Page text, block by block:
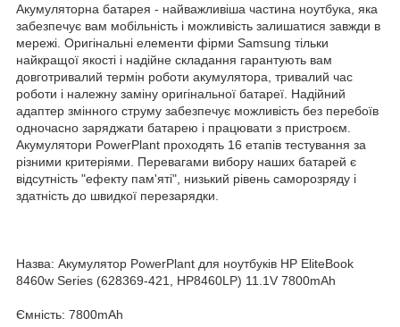
Акумуляторна батарея - найважливіша частина ноутбука, яка
забезпечує вам мобільність і можливість залишатися завжди в
мережі. Оригінальні елементи фірми Samsung тільки
найкращої якості і надійне складання гарантують вам
довготривалий термін роботи акумулятора, тривалий час
роботи і належну заміну оригінальної батареї. Надійний
адаптер змінного струму забезпечує можливість без перебоїв
одночасно заряджати батарею і працювати з пристроєм.
Акумулятори PowerPlant проходять 16 етапів тестування за
різними критеріями. Перевагами вибору наших батарей є
відсутність "ефекту пам'яті", низький рівень саморозряду і
здатність до швидкої перезарядки.
Назва: Акумулятор PowerPlant для ноутбуків HP EliteBook
8460w Series (628369-421, HP8460LP) 11.1V 7800mAh
Ємність: 7800mAh